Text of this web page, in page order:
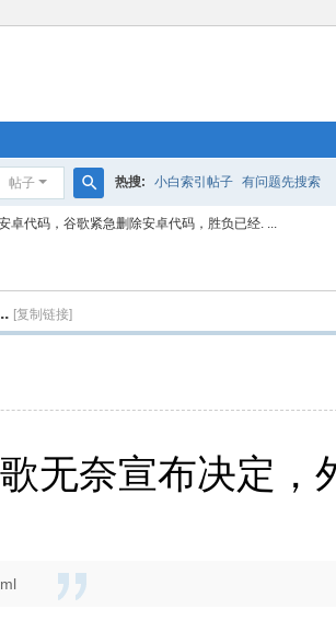
帖子
搜
热搜: 小白索引帖子 有问题先搜索
卓代码，谷歌紧急删除安卓代码，胜负已经. ...
[复制链接]
无奈宣布决定，